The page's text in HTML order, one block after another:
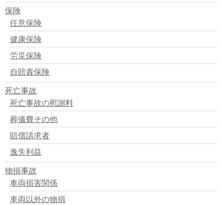
保険
任意保険
健康保険
労災保険
自賠責保険
死亡事故
死亡事故の慰謝料
葬儀費その他
賠償請求者
逸失利益
物損事故
車両損害関係
車両以外の物損